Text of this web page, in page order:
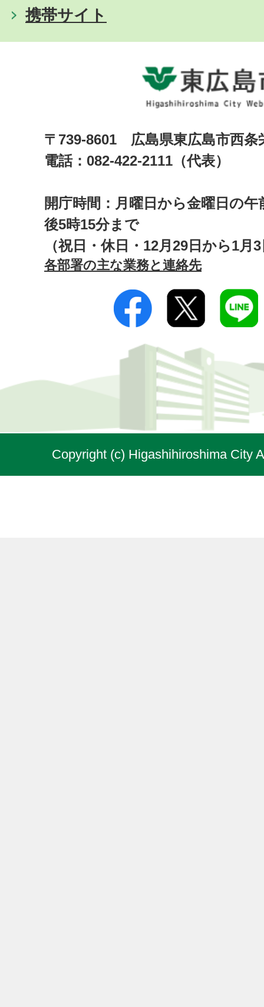
携帯サイト
〒739-8601 広島県東広島市西
電話：082-422-2111（代表）
開庁時間：月曜日から金曜日の午
後5時15分まで
（祝日・休日・12月29日から1月
各部署の主な業務と連絡先
Copyright (c) Higashihiroshima City